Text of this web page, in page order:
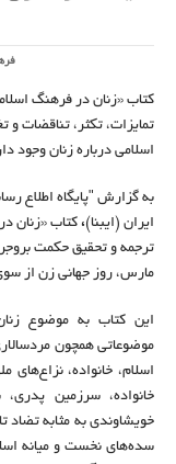
کتاب «زنان در فرهنگ
تمایزات، تکثر، تناقضات و
اسلامی درباره زنان وجود
به گزارش "پایگاه اطلاع
ایران (ایبنا)، کتاب «زنان
مارس، روز جهانی زن از
این کتاب به موضوع
موضوعاتی همچون
اسلام، خانواده، نزاع‌های
خانواده، سرزمین پدری،
خویشاوندی به مثابه تضاد
سده‌های نخست و میانه